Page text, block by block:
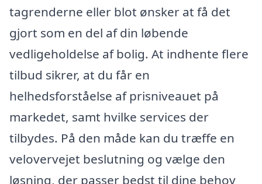
tagrenderne eller blot ønsker at få det
gjort som en del af din løbende
vedligeholdelse af bolig. At indhente flere
tilbud sikrer, at du får en
helhedsforståelse af prisniveauet på
markedet, samt hvilke services der
tilbydes. På den måde kan du træffe en
velovervejet beslutning og vælge den
løsning, der passer bedst til dine behov